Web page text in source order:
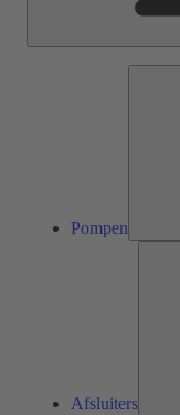
Pompen
Afsluiters